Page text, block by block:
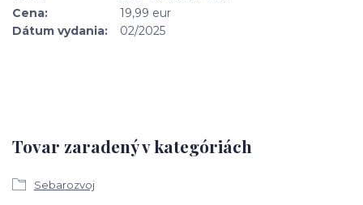
Cena:
19,99 eur
Dátum vydania:
02/2025
Tovar zaradený v kategóriách
Sebarozvoj